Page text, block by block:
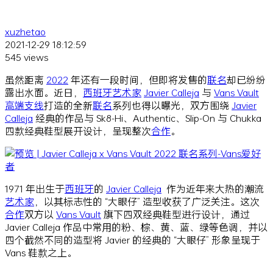
xuzhetao
2021-12-29 18:12:59
545 views
虽然距离 2022 年还有一段时间，但即将发售的联名却已纷纷
露出水面。近日， 西班牙艺术家 Javier Calleja 与 Vans Vault
高端支线打造的全新联名系列也得以曝光，双方围绕Javier
Calleja 经典的作品与 Sk8-Hi、Authentic、Slip-On 与 Chukka
四款经典鞋型展开设计，呈现整次合作。
1971 年出生于西班牙的 Javier Calleja 作为近年来大热的潮流
艺术家 ，以其标志性的 “大眼仔” 造型收获了广泛关注。这次
合作双方以 Vans Vault旗下四双经典鞋型进行设计，通过
Javier Calleja 作品中常用的粉、棕、黄、蓝、绿等色调，并以
四个截然不同的造型将 Javier 的经典的 “大眼仔” 形象呈现于
Vans 鞋款之上。